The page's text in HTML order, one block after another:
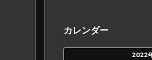
カレンダー
2022